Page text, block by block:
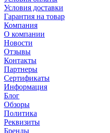
Условия доставки
Гарантия на товар
Компания
О компании
Новости
Отзывы
Контакты
Партнеры
Сертификаты
Информация
Блог
Обзоры
Политика
Реквизиты
Бренды